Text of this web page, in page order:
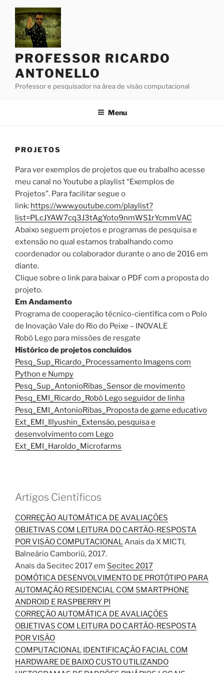
Pular
conteúdo
PROFESSOR RICARDO
ANTONELLO
Professor e pesquisador na área de visão computacional
Menu
PROJETOS
Para ver exemplos de projetos que eu trabalho acesse
meu canal no Youtube a playlist “Exemplos de
Projetos”. Para facilitar segue o
link: https://www.youtube.com/playlist?
list=PLcJYAW7cq3J3tAgYoto9nmWS1rYcmmVAC
Abaixo seguem projetos e programas de pesquisa e
extensão no qual estamos trabalhando como
coordenador ou colaborador durante o ano de 2016 em
diante.
Clique sobre o link para baixar o PDF com a proposta do
projeto.
Em Andamento
Programa de cooperação técnico-científica com o Polo
de Inovação Vale do Rio do Peixe – INOVALE
Robô Lego para missões de resgate
Histórico de projetos concluídos
Pesq_Sup_Ricardo_Processamento Imagens com
Python e Numpy
Pesq_Sup_AntonioRibas_Sensor de movimento
Pesq_EMI_Ricardo_Robô Lego seguidor de linha
Pesq_EMI_AntonioRibas_Proposta de game educativo
Ext_EMI_Illyushin_Extensão, pesquisa e
desenvolvimento com Lego
Ext_EMI_Haroldo_Microfarms
Artigos Científicos
CORREÇÃO AUTOMÁTICA DE AVALIAÇÕES
OBJETIVAS COM LEITURA DO CARTÃO-RESPOSTA
POR VISÃO COMPUTACIONALAnais da X MICTI,
Balneário Camboriú, 2017.
Anais da Secitec 2017 em Secitec 2017
DOMÓTICA DESENVOLVIMENTO DE PROTÓTIPO PARA
AUTOMAÇÃO RESIDENCIAL COM SMARTPHONE
ANDROID E RASPBERRY PI
CORREÇÃO AUTOMÁTICA DE AVALIAÇÕES
OBJETIVAS COM LEITURA DO CARTÃO-RESPOSTA
POR VISÃO
COMPUTACIONAL IDENTIFICAÇÃO FACIAL COM
HARDWARE DE BAIXO CUSTO UTILIZANDO